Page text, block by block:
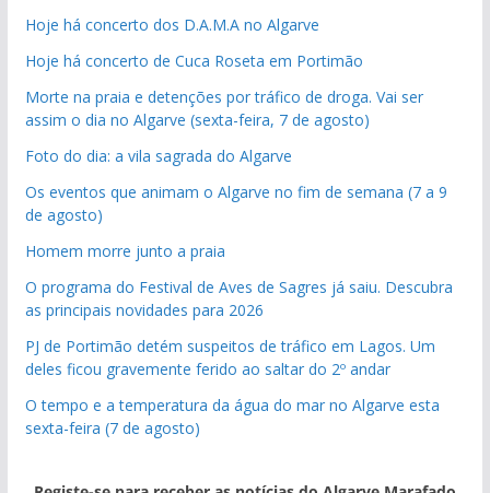
Hoje há concerto dos D.A.M.A no Algarve
Hoje há concerto de Cuca Roseta em Portimão
Morte na praia e detenções por tráfico de droga. Vai ser
assim o dia no Algarve (sexta-feira, 7 de agosto)
Foto do dia: a vila sagrada do Algarve
Os eventos que animam o Algarve no fim de semana (7 a 9
de agosto)
Homem morre junto a praia
O programa do Festival de Aves de Sagres já saiu. Descubra
as principais novidades para 2026
PJ de Portimão detém suspeitos de tráfico em Lagos. Um
deles ficou gravemente ferido ao saltar do 2º andar
O tempo e a temperatura da água do mar no Algarve esta
sexta-feira (7 de agosto)